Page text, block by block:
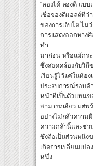
“ลองได้ ลองดี แบ
เชื่อของดีมอลต์ที่ว่
ของการเติบโต ไม่
การแสดงออกทาง
ทำ
มาก่อน หรือแม้กร
ซึ่งสอดคล้องกับวิถี
เรียนรู้ไว้แค่ในห้อ
ประสบการณ์รอบด้
หน้าที่เป็นตัวแทนข
สามารถเดียว แต่พ
อย่างไม่กลัวความ
ความกล้านี้และชว
ซึ่งถือเป็นส่วนหนึ่ง
เกิดการเปลี่ยนแป
หนึ่ง